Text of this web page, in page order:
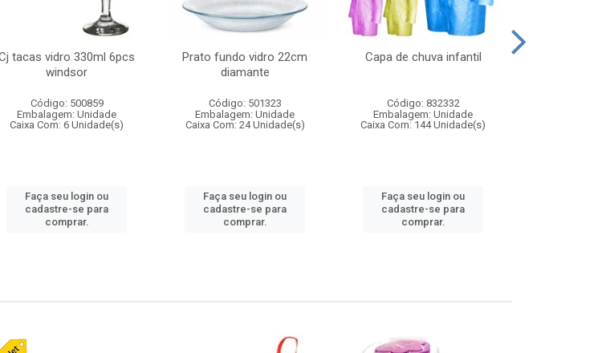
tacas vidro 330ml 6pcs
windsor
Código: 500859
Embalagem: Unidade
Caixa Com: 6 Unidade(s)
Faça seu login ou
cadastre-se para
comprar.
Prato fundo vidro 22cm
diamante
Código: 501323
Embalagem: Unidade
Caixa Com: 24 Unidade(s)
Faça seu login ou
cadastre-se para
comprar.
Capa de chuva infantil
Código: 832332
Embalagem: Unidade
Caixa Com: 144 Unidade(s)
Faça seu login ou
cadastre-se para
comprar.